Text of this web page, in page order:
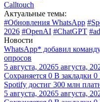
Calltouch
Актуальные темы:
#Обновления WhatsApp
2026 #OpenAI #ChatGPT
Новости
WhatsApp* добавил
опросов
5 августа, 20265 августа,
Сохраняется 0 В закладки 0
Spotify достиг 300 млн
5 августа, 20265 августа,